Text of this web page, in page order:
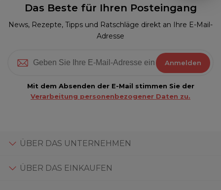
Das Beste für Ihren Posteingang
News, Rezepte, Tipps und Ratschläge direkt an Ihre E-Mail-
Adresse
Anmelden
Mit dem Absenden der E-Mail stimmen Sie der
Verarbeitung personenbezogener Daten zu.
ÜBER DAS UNTERNEHMEN
ÜBER DAS EINKAUFEN